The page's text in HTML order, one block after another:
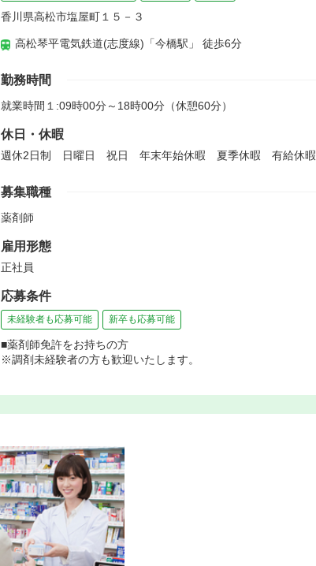
香川県高松市塩屋町１５－３
高松琴平電気鉄道(志度線)「今橋駅」 徒歩6分
勤務時間
就業時間１:09時00分～18時00分（休憩60分）
休日・休暇
週休2日制 日曜日 祝日 年末年始休暇 夏季休暇 有給休暇
募集職種
薬剤師
雇用形態
正社員
応募条件
未経験者も応募可能 新卒も応募可能
■薬剤師免許をお持ちの方
※調剤未経験者の方も歓迎いたします。